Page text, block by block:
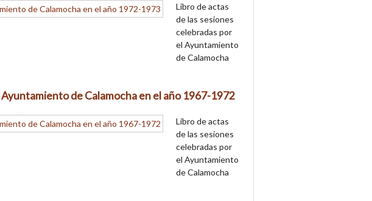
Libro de actas
de las sesiones
celebradas por
el Ayuntamiento
de Calamocha
de Calamocha en el año 1967-1972
Libro de actas
de las sesiones
celebradas por
el Ayuntamiento
de Calamocha